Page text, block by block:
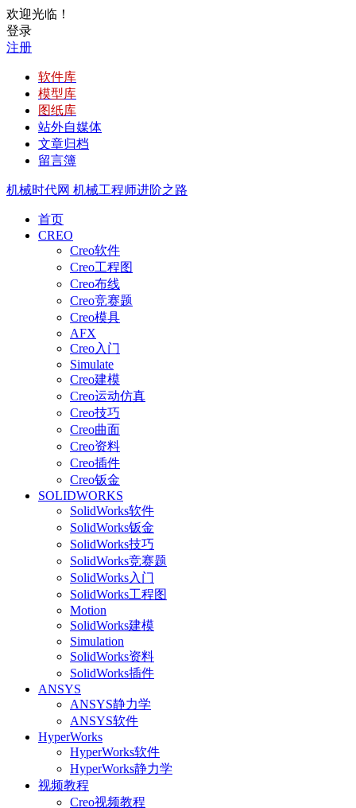
欢迎光临！
登录
注册
软件库
模型库
图纸库
站外自媒体
文章归档
留言簿
机械时代网 机械工程师进阶之路
首页
CREO
Creo软件
Creo工程图
Creo布线
Creo竞赛题
Creo模具
AFX
Creo入门
Simulate
Creo建模
Creo运动仿真
Creo技巧
Creo曲面
Creo资料
Creo插件
Creo钣金
SOLIDWORKS
SolidWorks软件
SolidWorks钣金
SolidWorks技巧
SolidWorks竞赛题
SolidWorks入门
SolidWorks工程图
Motion
SolidWorks建模
Simulation
SolidWorks资料
SolidWorks插件
ANSYS
ANSYS静力学
ANSYS软件
HyperWorks
HyperWorks软件
HyperWorks静力学
视频教程
Creo视频教程